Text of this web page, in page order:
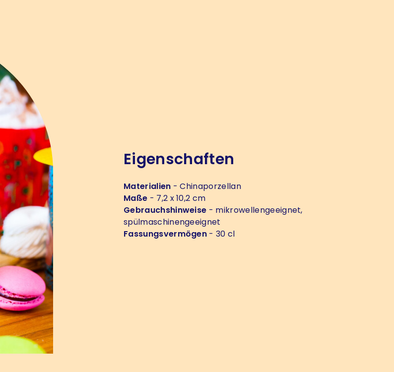
Eigenschaften
Materialien - Chinaporzellan
Maße - 7,2 x 10,2 cm
Gebrauchshinweise - mikrowellengeeignet,
spülmaschinengeeignet
Fassungsvermögen - 30 cl